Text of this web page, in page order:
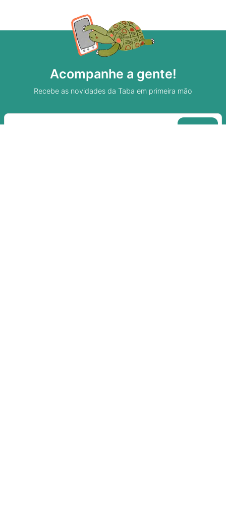
Acompanhe a gente!
Recebe as novidades da Taba em primeira mão